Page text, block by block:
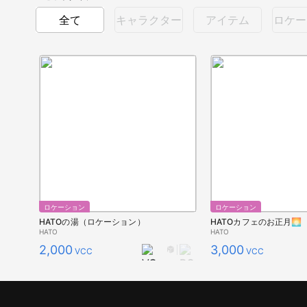
全て キャラクター アイテム ロケ
ロケーション
HATOの湯（ロケーション）
HATO
2,000 VCC
ロケーション
HATOカフェのお正月🌅
HATO
3,000 VCC